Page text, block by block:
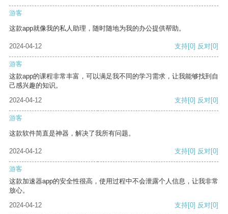
游客
这款app就像我的私人助理，随时随地为我的办公提供帮助。
2024-04-12 支持[0] 反对[0]
游客
这款app的课程非常丰富，可以满足我不同的学习需求，让我能够找到自
己感兴趣的知识。
2024-04-12
支持[0] 反对[0]
游客
这款软件简直是神器，解决了我所有问题。
2024-04-12 支持[0] 反对[0]
游客
这款加速器app的安全性很高，使用过程中不会泄露个人信息，让我非常
放心。
2024-04-12
支持[0] 反对[0]